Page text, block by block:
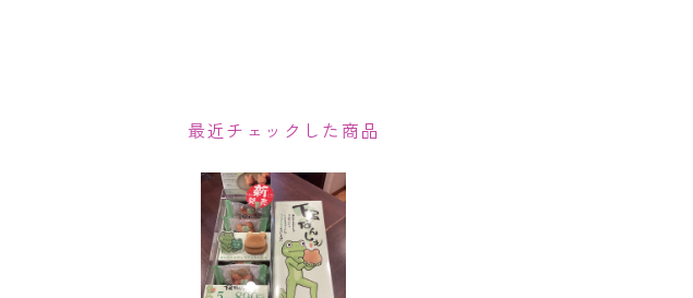
最近チェックした商品